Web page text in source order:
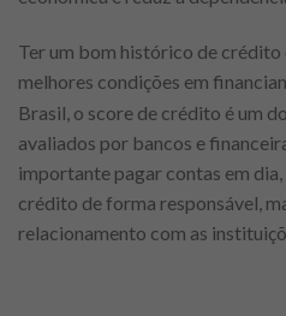
Ter um bom histórico de crédito
melhores condições em
Brasil, o score de crédito é um
avaliados por bancos e
importante pagar contas em
crédito de forma responsável,
relacionamento com as